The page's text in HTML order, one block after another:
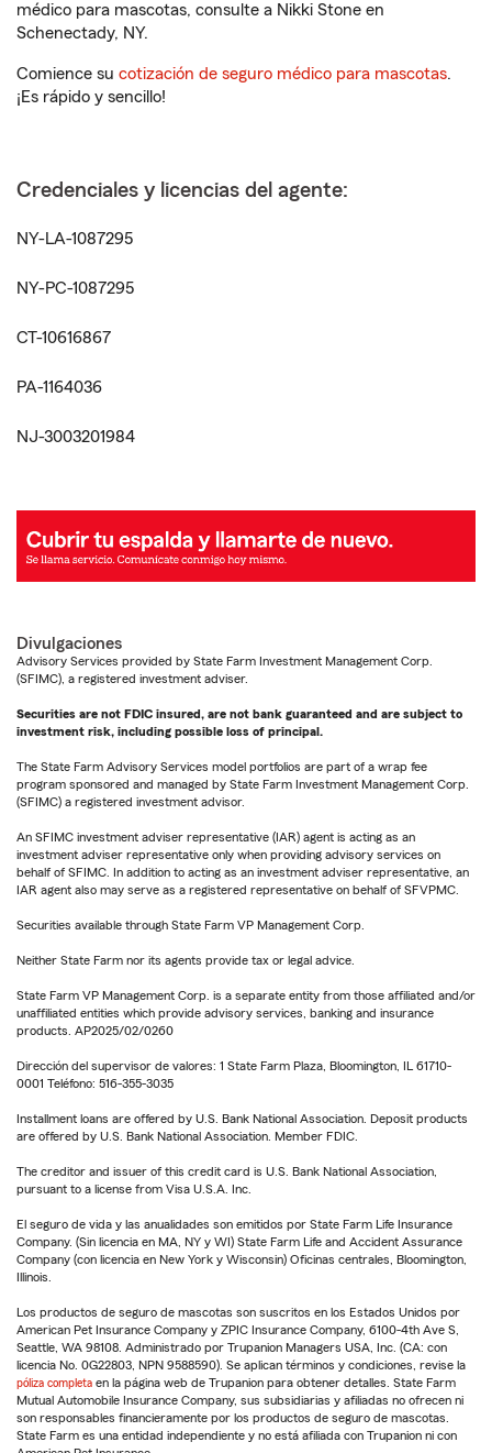
médico para mascotas, consulte a Nikki Stone en
Schenectady, NY.
Comience su cotización de seguro médico para mascotas.
¡Es rápido y sencillo!
Credenciales y licencias del agente:
NY-LA-1087295
NY-PC-1087295
CT-10616867
PA-1164036
NJ-3003201984
Divulgaciones
Advisory Services provided by State Farm Investment Management Corp.
(SFIMC), a registered investment adviser.
Securities are not FDIC insured, are not bank guaranteed and are subject to
investment risk, including possible loss of principal.
The State Farm Advisory Services model portfolios are part of a wrap fee
program sponsored and managed by State Farm Investment Management Corp.
(SFIMC) a registered investment advisor.
An SFIMC investment adviser representative (IAR) agent is acting as an
investment adviser representative only when providing advisory services on
behalf of SFIMC. In addition to acting as an investment adviser representative, an
IAR agent also may serve as a registered representative on behalf of SFVPMC.
Securities available through State Farm VP Management Corp.
Neither State Farm nor its agents provide tax or legal advice.
State Farm VP Management Corp. is a separate entity from those affiliated and/or
unaffiliated entities which provide advisory services, banking and insurance
products. AP2025/02/0260
Dirección del supervisor de valores: 1 State Farm Plaza, Bloomington, IL 61710-
0001 Teléfono: 516-355-3035
Installment loans are offered by U.S. Bank National Association. Deposit products
are offered by U.S. Bank National Association. Member FDIC.
The creditor and issuer of this credit card is U.S. Bank National Association,
pursuant to a license from Visa U.S.A. Inc.
El seguro de vida y las anualidades son emitidos por State Farm Life Insurance
Company. (Sin licencia en MA, NY y WI) State Farm Life and Accident Assurance
Company (con licencia en New York y Wisconsin) Oficinas centrales, Bloomington,
Illinois.
Los productos de seguro de mascotas son suscritos en los Estados Unidos por
American Pet Insurance Company y ZPIC Insurance Company, 6100-4th Ave S,
Seattle, WA 98108. Administrado por Trupanion Managers USA, Inc. (CA: con
licencia No. 0G22803, NPN 9588590). Se aplican términos y condiciones, revise la
póliza completa en la página web de Trupanion para obtener detalles. State Farm
Mutual Automobile Insurance Company, sus subsidiarias y afiliadas no ofrecen ni
son responsables financieramente por los productos de seguro de mascotas.
State Farm es una entidad independiente y no está afiliada con Trupanion ni con